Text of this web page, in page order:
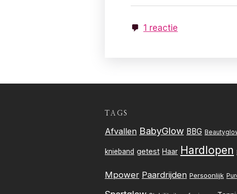
1 reactie
TAGS
Afvallen BabyGlow BBG
knieband getest Haar Hardlopen
Mpower Paardrijden Persoonlijk